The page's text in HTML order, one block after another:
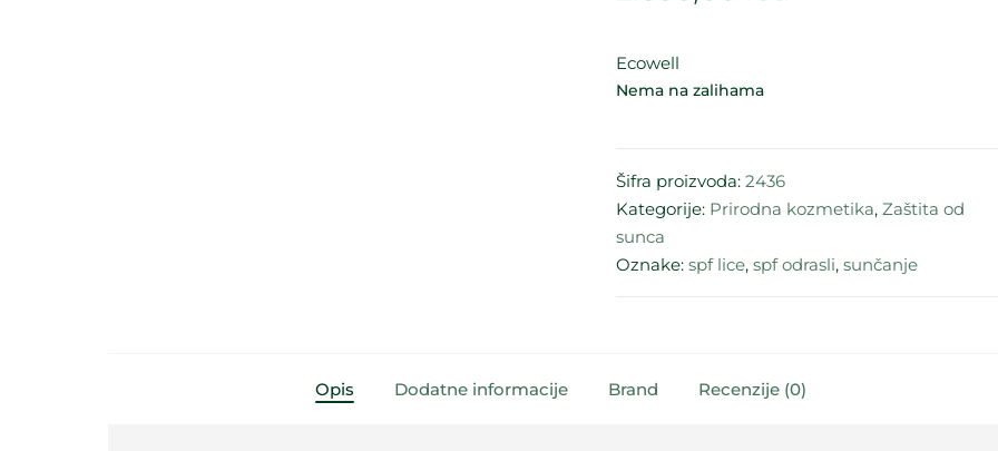
Ecowell
Nema na zalihama
Šifra proizvoda:2436
Kategorije: Prirodna kozmetika,Zaštita od
sunca
Oznake:spf lice,spf odrasli,sunčanje
Opis Dodatne informacije Brand Recenzije (0)